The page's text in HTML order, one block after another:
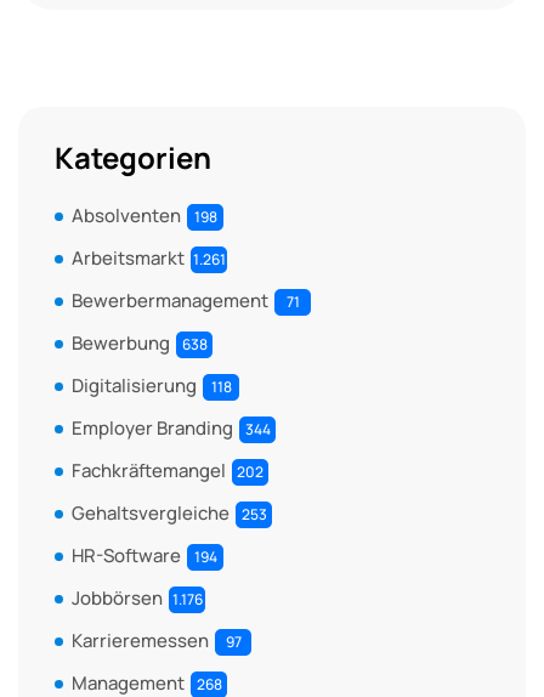
Kategorien
Absolventen 198
Arbeitsmarkt 1.261
Bewerbermanagement 71
Bewerbung 638
Digitalisierung 118
Employer Branding 344
Fachkräftemangel 202
Gehaltsvergleiche 253
HR-Software 194
Jobbörsen 1.176
Karrieremessen 97
Management 268